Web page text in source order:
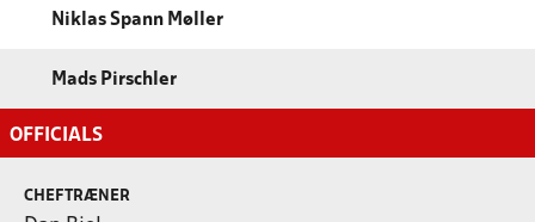
Niklas Spann Møller
Mads Pirschler
OFFICIALS
CHEFTRÆNER